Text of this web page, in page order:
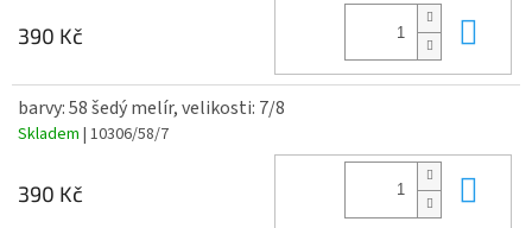
390 Kč
barvy: 58 šedý melír, velikosti: 7/8
Skladem | 10306/58/7
390 Kč